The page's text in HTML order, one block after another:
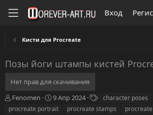
Вход
Кисти для Procreate
Позы йоги штампы кистей
Нет прав для скачивания
А
в
Fenomen
Д
а
9 Апр 2024
е
character poses
procreate portrait
procreate stamps